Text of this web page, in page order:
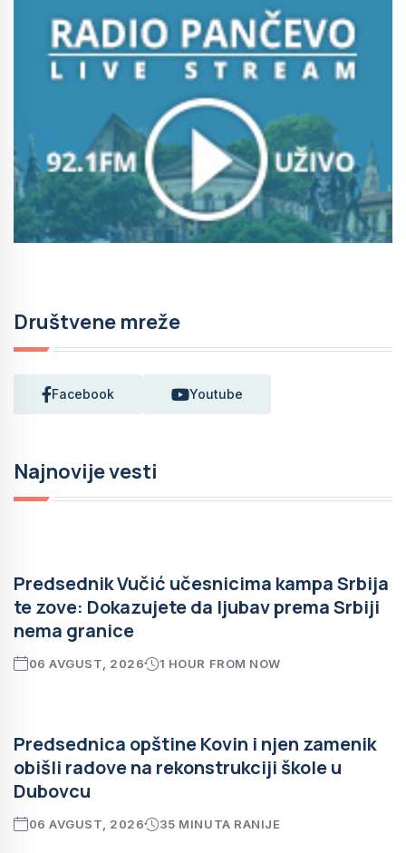
Društvene mreže
Facebook Youtube
Najnovije vesti
Predsednik Vučić učesnicima kampa Srbija
te zove: Dokazujete da ljubav prema Srbiji
nema granice
06 AVGUST, 2026 1 HOUR FROM NOW
Predsednica opštine Kovin i njen zamenik
obišli radove na rekonstrukciji škole u
Dubovcu
06 AVGUST, 2026 35 MINUTA RANIJE